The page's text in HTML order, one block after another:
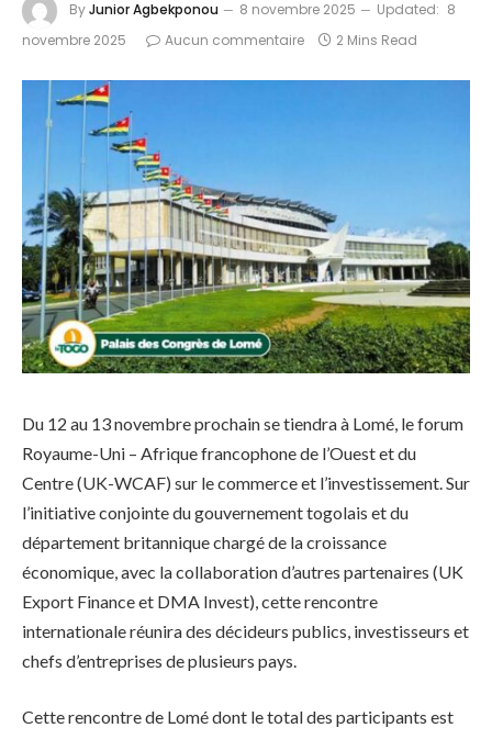
ByJunior Agbekponou 8 novembre 2025 Updated: 8
novembre 2025
Aucun commentaire 2 Mins Read
Du 12 au 13 novembre prochain se tiendra à Lomé, le forum
Royaume-Uni – Afrique francophone de l’Ouest et du
Centre (UK-WCAF) sur le commerce et l’investissement. Sur
l’initiative conjointe du gouvernement togolais et du
département britannique chargé de la croissance
économique, avec la collaboration d’autres partenaires (UK
Export Finance et DMA Invest), cette rencontre
internationale réunira des décideurs publics, investisseurs et
chefs d’entreprises de plusieurs pays.
Cette rencontre de Lomé dont le total des participants est